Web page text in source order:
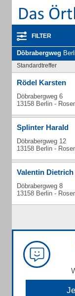
FILTER
Döbrabergweg Berlin
Standardtreffer
Rödel Karsten
Döbrabergweg 6
13158 Berlin -
Splinter Harald
Döbrabergweg 12
13158 Berlin -
Valentin Dietrich
Döbrabergweg 8
13158 Berlin -